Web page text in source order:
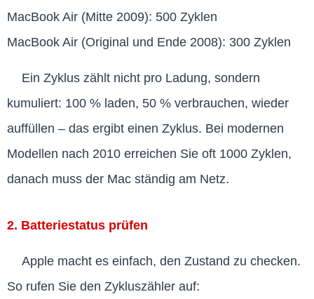
MacBook Air (Mitte 2009): 500 Zyklen
MacBook Air (Original und Ende 2008): 300 Zyklen
Ein Zyklus zählt nicht pro Ladung, sondern
kumuliert: 100 % laden, 50 % verbrauchen, wieder
auffüllen – das ergibt einen Zyklus. Bei modernen
Modellen nach 2010 erreichen Sie oft 1000 Zyklen,
danach muss der Mac ständig am Netz.
2. Batteriestatus prüfen
Apple macht es einfach, den Zustand zu checken.
So rufen Sie den Zykluszähler auf: